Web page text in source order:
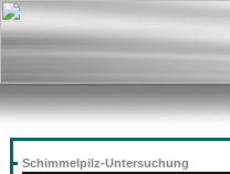
Schimmelpilz-Untersuchung